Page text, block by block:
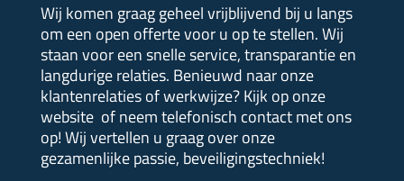
Wij komen graag geheel vrijblijvend bij u langs
om een open offerte voor u op te stellen.Wij
staan voor een snelle service, transparantie en
langdurige relaties. Benieuwd naar onze
klantenrelaties of werkwijze?Kijk op onze
website of neem telefonisch contact met ons
op! Wij vertellen u graag over onze
gezamenlijke passie, beveiligingstechniek!